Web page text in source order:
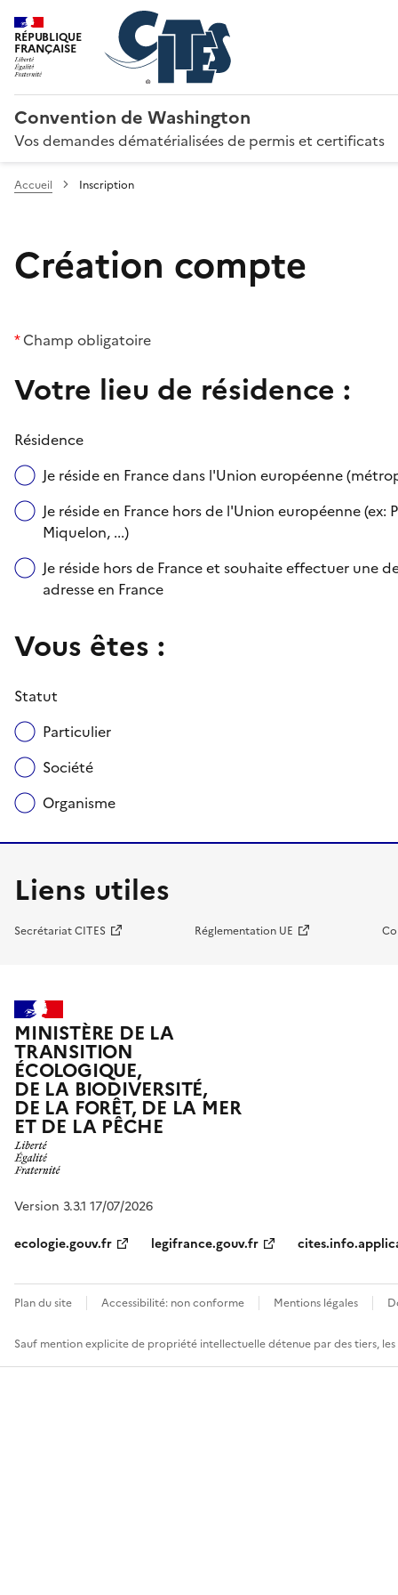
RÉPUBLIQUE
FRANÇAISE
Convention de Washington
Vos demandes dématérialisées de permis et certificats
Accueil Inscription
Création compte
*Champ obligatoire
Votre lieu de résidence :
Résidence
Je réside en France dans l'Union européenne
Je réside en France hors de l'Union européenne
Miquelon, ...)
Je réside hors de France et souhaite effectuer une
adresse en France
Vous êtes :
Statut
Particulier
Société
Organisme
Liens utiles
Secrétariat CITES Réglementation UE
MINISTÈRE DE LA
TRANSITION
ÉCOLOGIQUE,
DE LA BIODIVERSITÉ,
DE LA FORÊT, DE LA MER
ET DE LA PÊCHE
Version 3.3.1 17/07/2026
ecologie.gouv.fr
legifrance.gouv.fr
Plan du site Accessibilité: non conforme Mentions légales
Sauf mention explicite de propriété intellectuelle détenue par des tiers,